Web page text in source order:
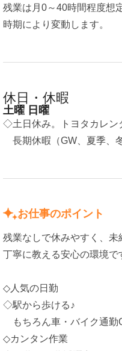
残業は月0～40時間程度想
時期により変動します。
休日・休暇
土曜 日曜
◇土日休み。トヨタカレン
長期休暇（GW、夏季、
お仕事のポイント
残業なしで休みやすく、
丁寧に教える安心の環境で
◇人気の日勤
◇駅から歩ける♪
もちろん車・バイク通勤
◇カンタン作業